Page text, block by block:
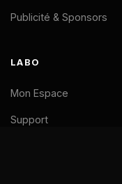
Publicité & Sponsors
LABO
Mon Espace
Support